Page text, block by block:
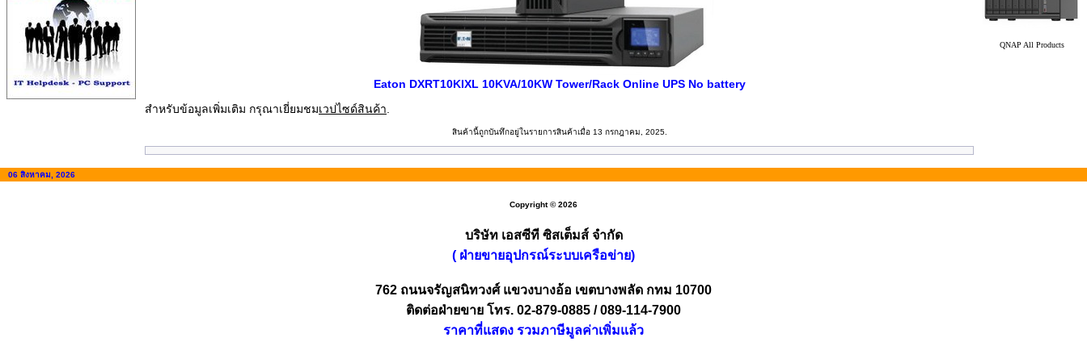
Eaton DXRT10KIXL 10KVA/10KW Tower/Rack Online UPS No battery
สำหรับข้อมูลเพิ่มเติม กรุณาเยี่ยมชมเวปไซด์สินค้า
สินค้านี้ถูกบันทึกอยู่ในรายการสินค้าเมื่อ 13 กรกฎาคม, 2025.
QNAP All Products
06 สิงหาคม, 2026
Copyright © 2026
บริษัท เอสซีที ซิสเต็มส์ จำกัด
( ฝ่ายขายอุปกรณ์ระบบเครือข่าย)
762 ถนนจรัญสนิทวงศ์ แขวงบางอ้อ เขตบางพลัด กทม 10700
ติดต่อฝ่ายขาย โทร. 02-879-0885 / 089-114-7900
ราคาที่แสดง รวมภาษีมูลค่าเพิ่มแล้ว